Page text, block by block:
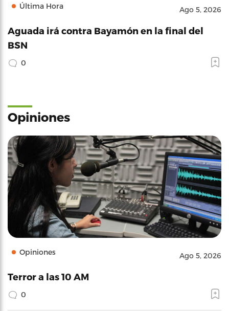
Última Hora Ago 5, 2026
Aguada irá contra Bayamón en la final del
BSN
0
Opiniones
Opiniones Ago 5, 2026
Terror a las 10 AM
0